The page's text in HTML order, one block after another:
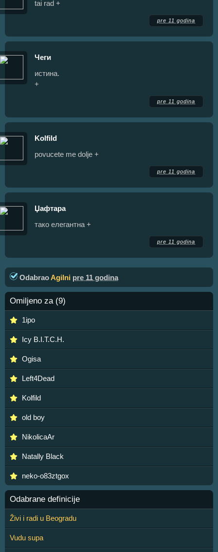
tai rad +
pre 11 godina
Чеги
истина.
+
pre 11 godina
Kolfild
povucete me dolje +
pre 11 godina
Џафтара
тако елегантна +
pre 11 godina
OdabraoAgilni pre 11 godina
Omiljeno za (9)
1ipo
Icy B.I.T.C.H.
Ogisa
Left4Dead
Kolfild
old boy
NikolicaAr
Natally Black
neko-o83ztgox
Odabrane definicije
Živi i radi u Beogradu
Vudu supa